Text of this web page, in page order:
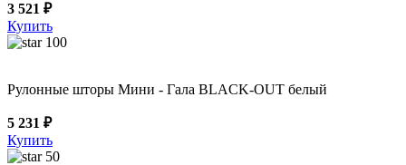
3 521 ₽
Купить
100
Рулонные шторы Мини - Гала BLACK-OUT белый
5 231 ₽
Купить
50